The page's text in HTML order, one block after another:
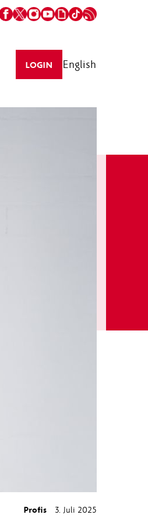
LOGIN English
Profis 3. Juli 2025